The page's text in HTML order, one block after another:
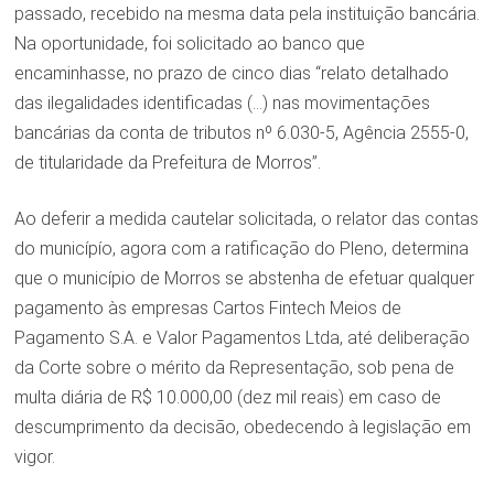
passado, recebido na mesma data pela instituição bancária.
Na oportunidade, foi solicitado ao banco que
encaminhasse, no prazo de cinco dias “relato detalhado
das ilegalidades identificadas (…) nas movimentações
bancárias da conta de tributos nº 6.030-5, Agência 2555-0,
de titularidade da Prefeitura de Morros”.
Ao deferir a medida cautelar solicitada, o relator das contas
do municípío, agora com a ratificação do Pleno, determina
que o município de Morros se abstenha de efetuar qualquer
pagamento às empresas Cartos Fintech Meios de
Pagamento S.A. e Valor Pagamentos Ltda, até deliberação
da Corte sobre o mérito da Representação, sob pena de
multa diária de R$ 10.000,00 (dez mil reais) em caso de
descumprimento da decisão, obedecendo à legislação em
vigor.